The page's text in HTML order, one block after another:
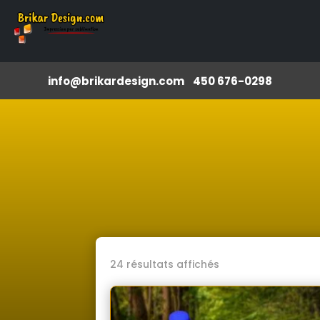
info@brikardesign.com 450 676-0298
24 résultats affichés
plus
récent